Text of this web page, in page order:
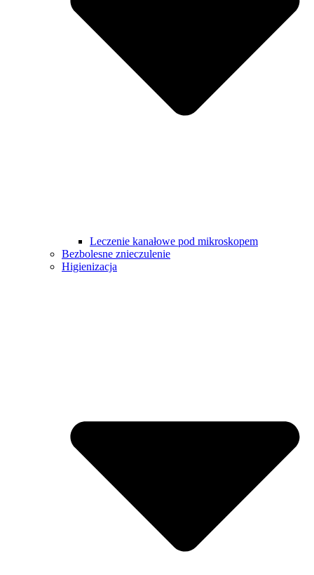
Leczenie kanałowe pod mikroskopem
Bezbolesne znieczulenie
Higienizacja